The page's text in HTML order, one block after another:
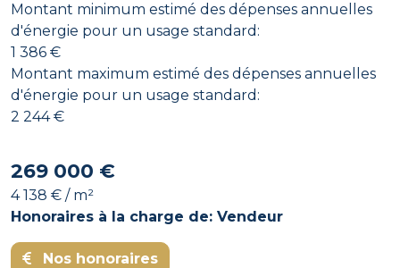
Montant minimum estimé des dépenses annuelles
d'énergie pour un usage standard:
1 386 €
Montant maximum estimé des dépenses annuelles
d'énergie pour un usage standard:
2 244 €
269 000 €
4 138 € / m²
Honoraires à la charge de: Vendeur
Nos honoraires